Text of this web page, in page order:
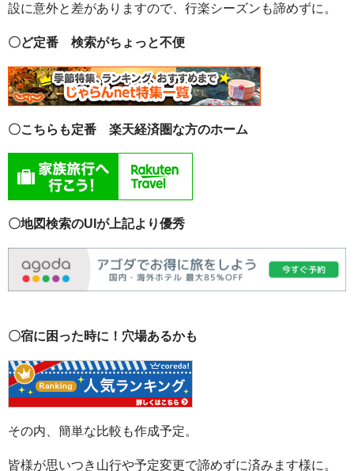
設に意外と差がありますので、行楽シーズンも諦めずに。
〇ど定番 検索がちょっと不便
〇こちらも定番 楽天経済圏な方のホーム
〇地図検索のUIが上記より優秀
〇宿に困った時に！穴場あるかも
その内、簡単な比較も作成予定。
皆様が思いつき山行や予定変更で諦めずに済みます様に。